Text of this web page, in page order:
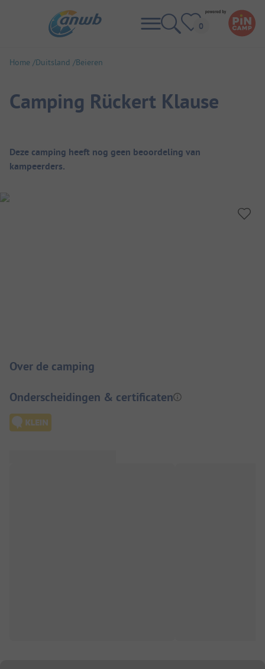
Home Duitsland Beieren
Camping Rückert Klause
Camping overzicht
Deze camping heeft nog geen beoordeling van
kampeerders.
Over de camping
Onderscheidingen & certificaten